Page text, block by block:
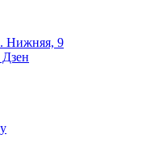
Нижняя, 9
Дзен